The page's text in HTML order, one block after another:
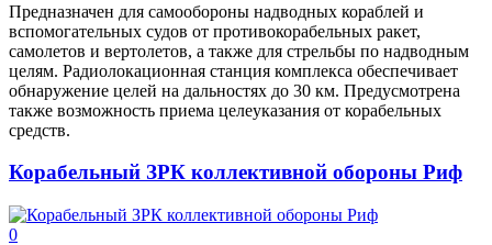
Предназначен для самообороны надводных кораблей и
вспомогательных судов от противокорабельных ракет,
самолетов и вертолетов, а также для стрельбы по надводным
целям. Радиолокационная станция комплекса обеспечивает
обнаружение целей на дальностях до 30 км. Предусмотрена
также возможность приема целеуказания от корабельных
средств.
Корабельный ЗРК коллективной обороны Риф
0